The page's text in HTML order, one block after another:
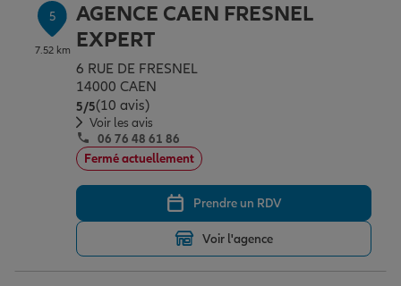
5
7.52 km
AGENCE CAEN FRESNEL
EXPERT
6 RUE DE FRESNEL
14000 CAEN
5/5Note de 5 sur 5
(10 avis)
Voir les avis
06 76 48 61 86
Fermé actuellement
Prendre un RDV
Voir l'agence